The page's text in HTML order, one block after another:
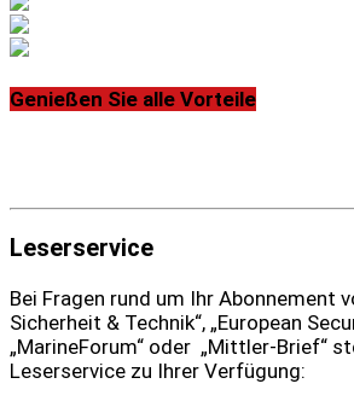
Genießen Sie alle Vorteile
Leserservice
Bei Fragen rund um Ihr Abonnement
Sicherheit & Technik“, „European
„MarineForum“ oder „Mittler-Brief“
Leserservice zu Ihrer Verfügung: